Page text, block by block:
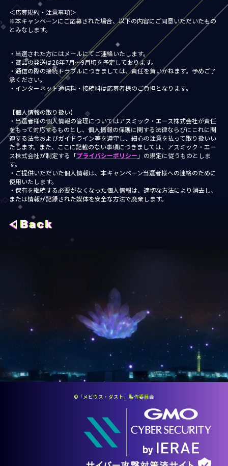
＜応募規約・注意事項＞
※本キャンペーンにご応募された場合、以下の内容にご同意いただいたもの
とみなします。
・当選された方にはメールにてご連絡いたします。
・賞品の発送は26年7月～9月頃を予定しております。
・通信の際の接続トラブルにつきましては、責任を負いかねます。予めご了
承ください。
・インターネット通信料・接続料は応募者様のご負担となります。
【個人情報の取り扱い】
・当選者様の個人情報の管理についてはアスミック・エース株式会社が責任
をもって対応するものとし、個人情報の保護に関する法律ならびにこれに関
連する法令およびガイドライン等を遵守し、細心の注意を払って取り扱いい
たします。また、ここに記載のない事項につきましては、アスミック・エー
ス株式会社が制定する「プライバシーポリシー 」の規定に従うものとしま
す。
・ご提供いただいた個人情報は、本キャンペーン当選者様への連絡のために
使用いたします。
・保有を継続する必要がなくなった個人情報は、適切な方法により消去し、
または情報が記録された媒体を安全な方法で廃棄します。
©「メビウス・ダスト」製作委員会